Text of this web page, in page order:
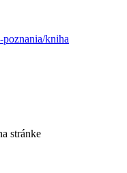
kniha
stránke